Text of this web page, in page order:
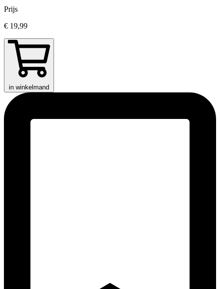
Prijs
€ 19,99
in winkelmand